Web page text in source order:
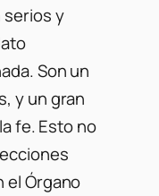
serios y
Son un
y un gran
fe. Esto no
el Órgano